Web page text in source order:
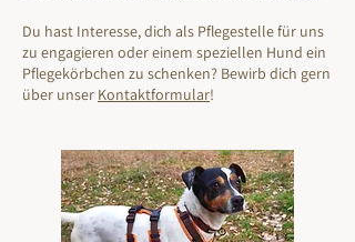
Du hast Interesse, dich als Pflegestelle für uns
zu engagieren oder einem speziellen Hund ein
Pflegekörbchen zu schenken? Bewirb dich gern
über unser Kontaktformular!